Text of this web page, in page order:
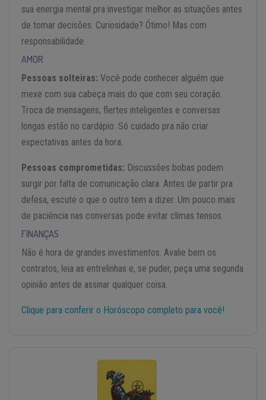
sua energia mental pra investigar melhor as situações antes
de tomar decisões. Curiosidade? Ótimo! Mas com
responsabilidade.
AMOR
Pessoas solteiras: Você pode conhecer alguém que
mexe com sua cabeça mais do que com seu coração.
Troca de mensagens, flertes inteligentes e conversas
longas estão no cardápio. Só cuidado pra não criar
expectativas antes da hora.
Pessoas comprometidas: Discussões bobas podem
surgir por falta de comunicação clara. Antes de partir pra
defesa, escute o que o outro tem a dizer. Um pouco mais
de paciência nas conversas pode evitar climas tensos.
FINANÇAS
Não é hora de grandes investimentos. Avalie bem os
contratos, leia as entrelinhas e, se puder, peça uma segunda
opinião antes de assinar qualquer coisa.
Clique para conferir o Horóscopo completo para você!